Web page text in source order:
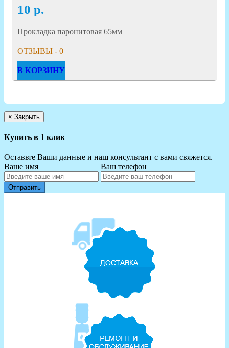
10 р.
Прокладка паронитовая 65мм
ОТЗЫВЫ - 0
В КОРЗИНУ
× Закрыть
Купить в 1 клик
Оставьте Ваши данные и наш консультант с вами свяжется.
Ваше имя
Ваш телефон
Отправить